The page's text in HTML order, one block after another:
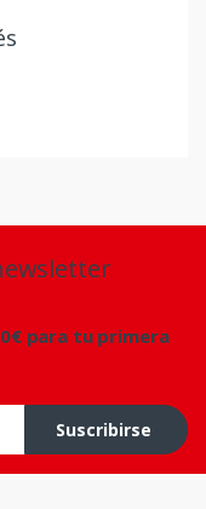
para tu primera
Suscribirse